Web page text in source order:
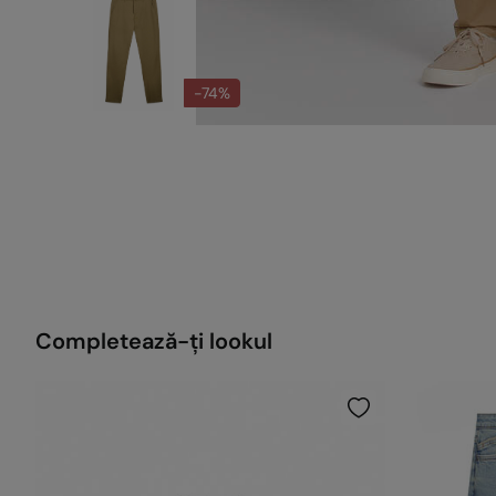
-74%
Completează-ți lookul